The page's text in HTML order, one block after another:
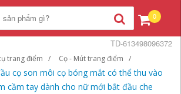
0
trang điểm Cọ - Mút trang điểm
cọ son môi cọ bóng mắt có thể thu vào
cầm tay dành cho nữ mới bắt đầu che
TD-613498096372